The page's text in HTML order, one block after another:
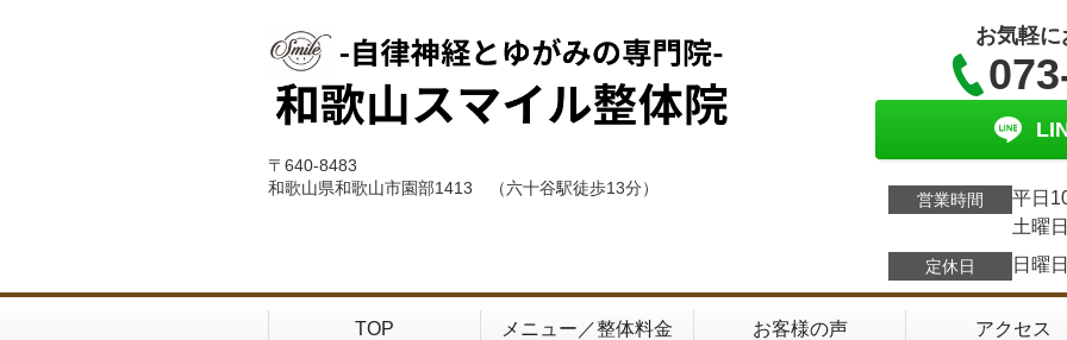
〒640-8483
和歌山県和歌山市園部1413 （六十谷駅徒歩13分）
お気軽に
営業時間
平日
土曜
定休日 日曜
TOP メニュー／整体料金 お客様の声 アクセス